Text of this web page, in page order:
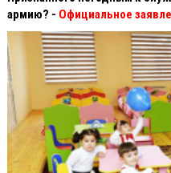
армию? - Официальное